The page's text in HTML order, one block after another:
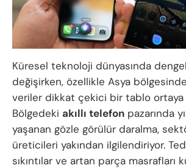
Küresel teknoloji dünyasında
değişirken, özellikle Asya
veriler dikkat çekici bir tablo ortaya
Bölgedeki akıllı telefon pazarında
yaşanan gözle görülür daralma,
üreticileri yakından ilgilendiriyor.
sıkıntılar ve artan parça masrafları